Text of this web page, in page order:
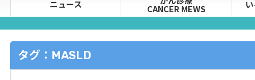
ニュース CANCER MEWS
タグ：MASLD